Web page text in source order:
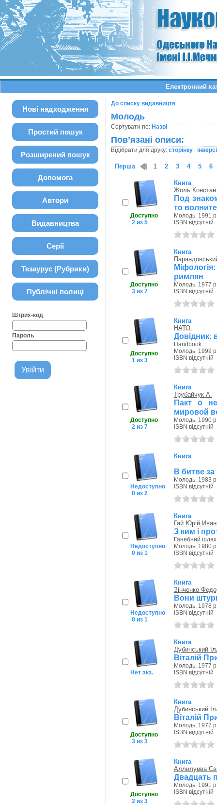
Електронний
Нові надходження
Простий пошук
Розширений пошук
Допомога
Автори
Видавництва
Серії
Тезаурус (Рубрики)
Публічні полиці
Штрих-код
Пароль
До списку видавництв
Молодь
Сортувати по: Назві
Пов’язані описи:
Відібрати для друку: сторінку|
Перша 1 2 3 4 5 6
Доступно
2 из 5
Книга
Жоль
Под
то
Молодь, 1991
ISBN відсутній
Доступно
3 из 7
Книга
римлян
Молодь, 1977
ISBN відсутній
Доступно
1 из 3
Книга
НАТО,
Довідник:
Handbook
Молодь, 1999
ISBN відсутній
Доступно
2 из 7
Книга
Трубайчук А.
Пакт о
мировой
Молодь, 1990
ISBN відсутній
Недоступно
0 из 2
Книга
В битве
Молодь, 1983
ISBN відсутній
Недоступно
0 из 1
Книга
Гай Юрій
З ким і
Ганебний шлях
Молодь, 1980
ISBN відсутній
Недоступно
0 из 1
Книга
Зінченко
Вони
Молодь, 1978
ISBN відсутній
Нет экз.
Книга
Дубинський
Віталій
Молодь, 1977
ISBN відсутній
Доступно
3 из 3
Книга
Дубинський
Віталій
Молодь, 1977
ISBN відсутній
Доступно
2 из 3
Книга
Аллилуева
Двадцать
Молодь, 1991
ISBN відсутній